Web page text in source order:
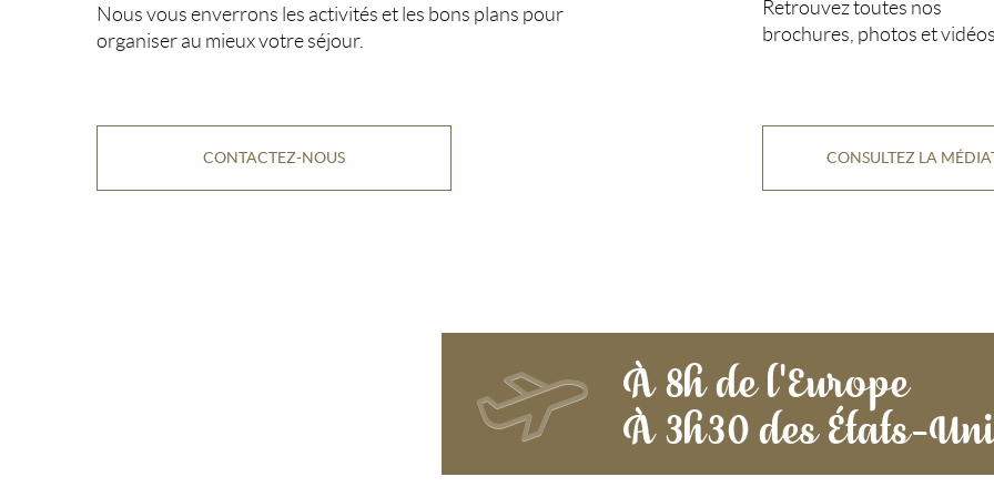
Nous vous enverrons les activités et les bons plans pour
organiser au mieux votre séjour.
CONTACTEZ-NOUS
Retrouvez toutes nos
brochures, photos et
CONSULTEZ LA
À 8h de l'Europe
À 3h30 des États-